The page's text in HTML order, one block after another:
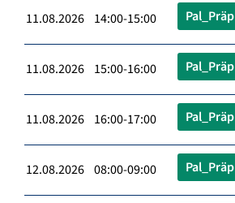
11.08.2026 14:00-15:00 Pal_Präp
11.08.2026 15:00-16:00 Pal_Präp
11.08.2026 16:00-17:00 Pal_Präp
12.08.2026 08:00-09:00 Pal_Präp